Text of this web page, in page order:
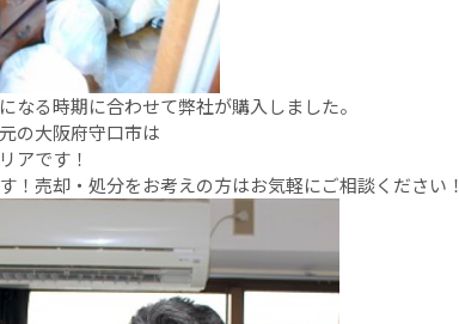
なる時期に合わせて弊社が購入しました。
の大阪府守口市は
アです！
！売却・処分をお考えの方はお気軽にご相談ください！